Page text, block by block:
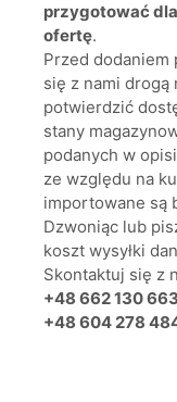
przygotować
ofertę.
Przed dodaniem
się z nami drogą
potwierdzić
stany
podanych w
ze względu na
importowane są
Dzwoniąc lub
koszt wysyłki
Skontaktuj się z
+48 662 130 663
+48 604 278